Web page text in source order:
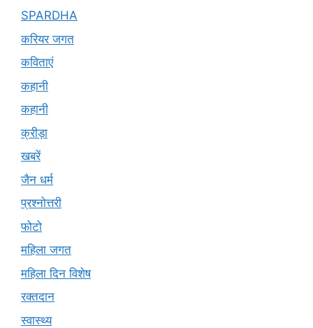
SPARDHA
करियर जगत
कविताएं
कहानी
कहानी
क्रीड़ा
खबरें
जैन धर्म
प्रश्नोत्तरी
फोटो
महिला जगत
महिला दिन विशेष
रक्तदान
स्वास्थ्य